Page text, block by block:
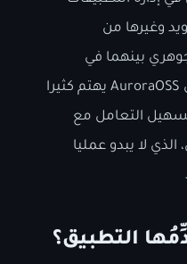
وغيرها من
بينهما في
تصميم الواجهة، حيث أن فريق AuroraOSS يهتم كثيرا
التعامل مع
لا يبدو عمليا
التطبيق؟